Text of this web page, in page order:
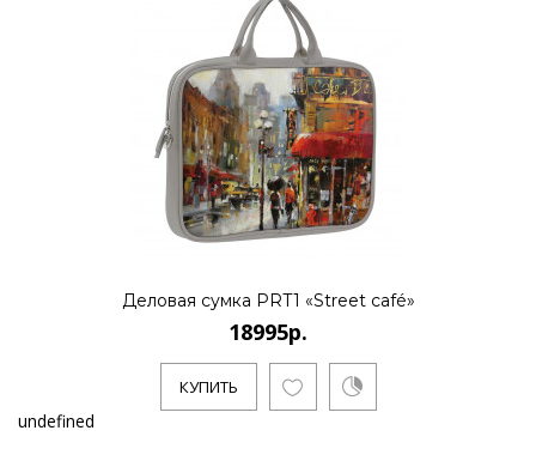
Деловая сумка PRT1 «Street café»
18995р.
КУПИТЬ
undefined